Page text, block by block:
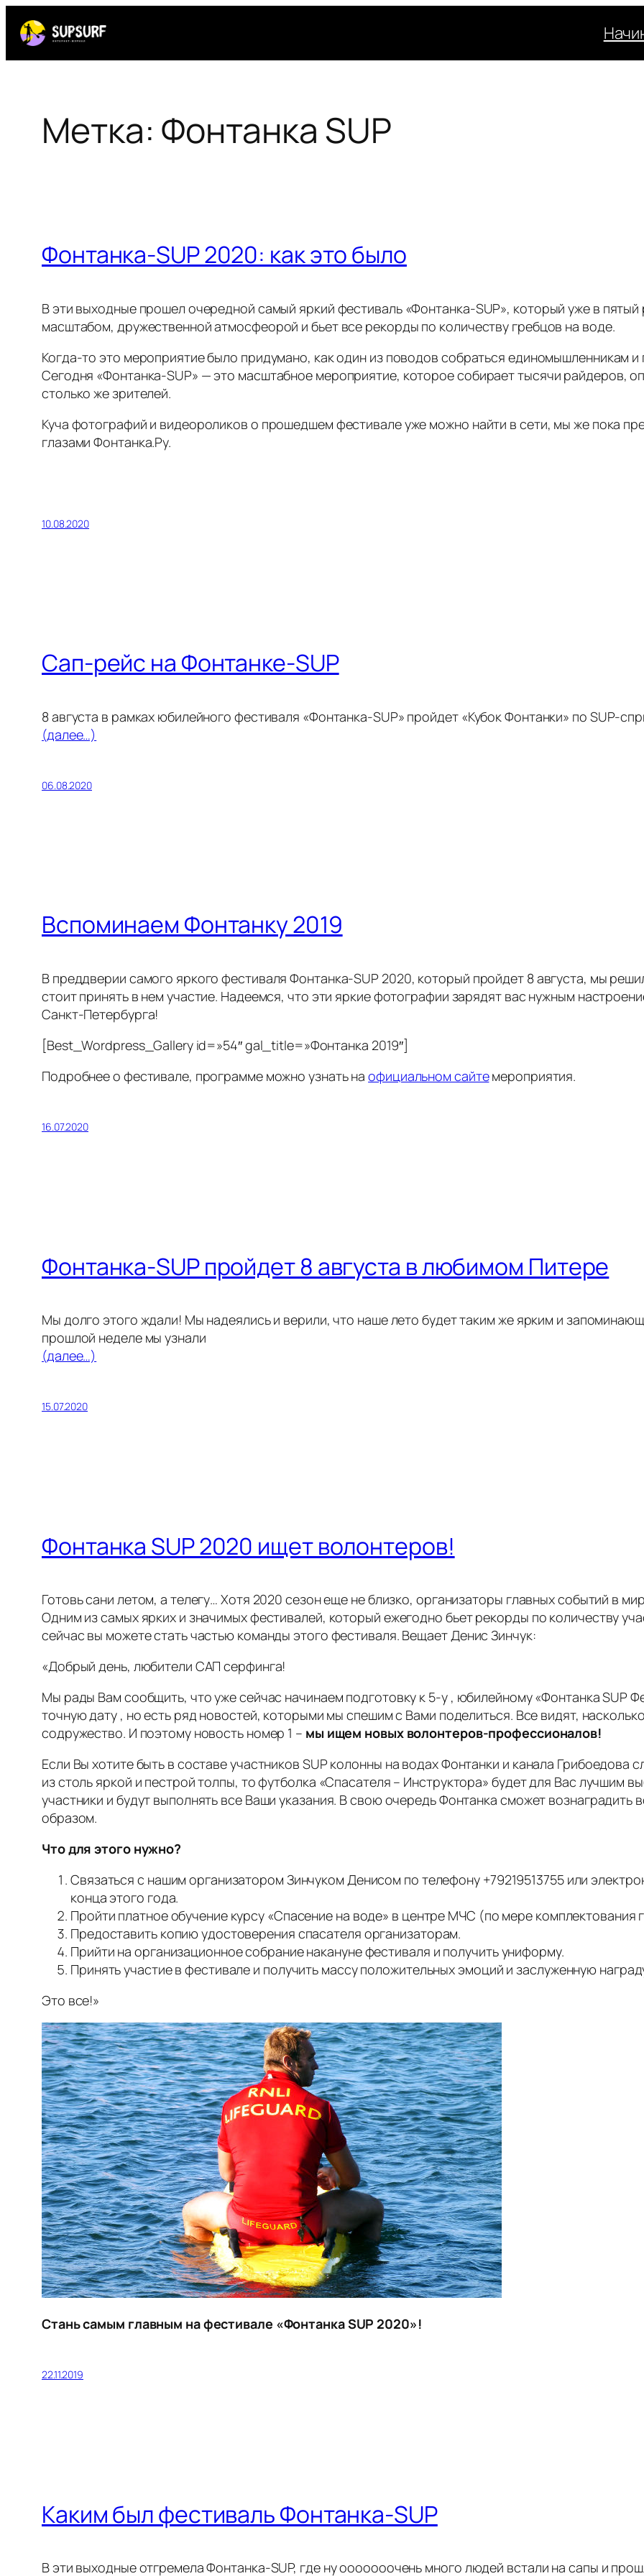
Перейти
содержимому
Метка: Фонтанка SUP
Фонтанка-SUP 2020: как это было
В эти выходные прошел очередной самый яркий фестиваль «Фонтанка-SUP», который уже в
масштабом, дружественной атмосфеорой и бьет все рекорды по количеству гребцов на воде.
Когда-то это мероприятие было придумано, как один из поводов собраться единомышленникам и
Сегодня «Фонтанка-SUP» — это масштабное мероприятие, которое собирает тысячи райдеров,
столько же зрителей.
Куча фотографий и видеороликов о прошедшем фестивале уже можно найти в сети, мы же пока
глазами Фонтанка.Ру.
10.08.2020
Сап-рейс на Фонтанке-SUP
8 августа в рамках юбилейного фестиваля «Фонтанка-SUP» пройдет «Кубок Фонтанки» по SUP-
(далее…)
06.08.2020
Вспоминаем Фонтанку 2019
В преддверии самого яркого фестиваля Фонтанка-SUP 2020, который пройдет 8 августа, мы
стоит принять в нем участие. Надеемся, что эти яркие фотографии зарядят вас нужным
Санкт-Петербурга!
[Best_Wordpress_Gallery id=»54″ gal_title=»Фонтанка 2019″]
Подробнее о фестивале, программе можно узнать наофициальном сайтемероприятия.
16.07.2020
Фонтанка-SUP пройдет 8 августа в любимом Питере
Мы долго этого ждали! Мы надеялись и верили, что наше лето будет таким же ярким и
прошлой неделе мы узнали
(далее…)
15.07.2020
Фонтанка SUP 2020 ищет волонтеров!
Готовь сани летом, а телегу… Хотя 2020 сезон еще не близко, организаторы главных событий в
Одним из самых ярких и значимых фестивалей, который ежегодно бьет рекорды по количеству
сейчас вы можете стать частью команды этого фестиваля. Вещает Денис Зинчук:
«Добрый день, любители САП серфинга!
Мы рады Вам сообщить, что уже сейчас начинаем подготовку к 5-у , юбилейному «Фонтанка SUP
точную дату , но есть ряд новостей, которыми мы спешим с Вами поделиться. Все видят,
содружество. И поэтому новость номер 1 – мы ищем новых волонтеров-профессионалов!
Если Вы хотите быть в составе участников SUP колонны на водах Фонтанки и канала
из столь яркой и пестрой толпы, то футболка «Спасателя – Инструктора» будет для Вас лучшим
участники и будут выполнять все Ваши указания. В свою очередь Фонтанка сможет
образом.
Что для этого нужно?
Связаться с нашим организатором Зинчуком Денисом по телефону +79219513755 или
конца этого года.
Пройти платное обучение курсу «Спасение на воде» в центре МЧС (по мере комплектования
Предоставить копию удостоверения спасателя организаторам.
Прийти на организационное собрание накануне фестиваля и получить униформу.
Принять участие в фестивале и получить массу положительных эмоций и заслуженную
Это все!»
Стань самым главным на фестивале «Фонтанка SUP 2020»!
22.11.2019
Каким был фестиваль Фонтанка-SUP
В эти выходные отгремела Фонтанка-SUP, где ну ооооооочень много людей встали на сапы и